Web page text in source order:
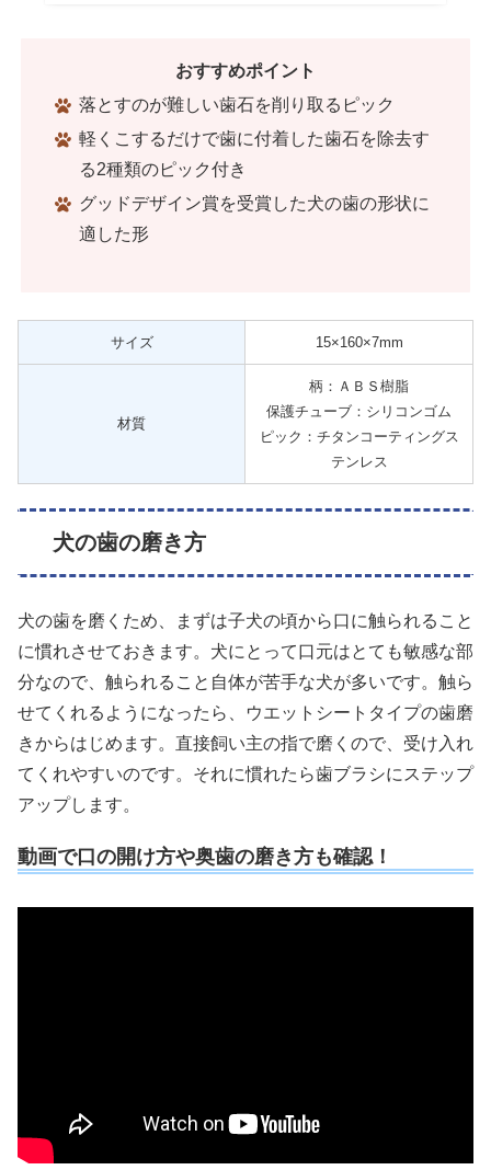
おすすめポイント
落とすのが難しい歯石を削り取るピック
軽くこするだけで歯に付着した歯石を除去す
る2種類のピック付き
グッドデザイン賞を受賞した犬の歯の形状に
適した形
サイズ 15×160×7mm
材質
柄：ＡＢＳ樹脂
保護チューブ：シリコンゴム
ピック：チタンコーティングス
テンレス
犬の歯の磨き方
犬の歯を磨くため、まずは子犬の頃から口に触られること
に慣れさせておきます。犬にとって口元はとても敏感な部
分なので、触られること自体が苦手な犬が多いです。触ら
せてくれるようになったら、ウエットシートタイプの歯磨
きからはじめます。直接飼い主の指で磨くので、受け入れ
てくれやすいのです。それに慣れたら歯ブラシにステップ
アップします。
動画で口の開け方や奥歯の磨き方も確認！